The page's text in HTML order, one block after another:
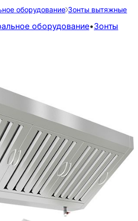
оборудование Зонты вытяжные
оборудование•Зонты